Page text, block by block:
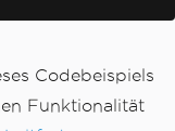
Codebeispiels
Funktionalität